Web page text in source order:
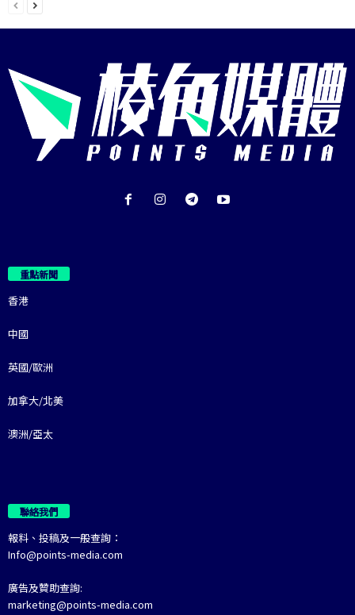
重點新聞
香港
中國
英國/歐洲
加拿大/北美
澳洲/亞太
聯絡我們
報料、投稿及一般查詢：
Info@points-media.com
廣告及贊助查詢:
marketing@points-media.com